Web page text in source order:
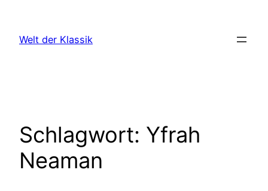
springen
Welt der Klassik
Schlagwort: Yfrah
Neaman